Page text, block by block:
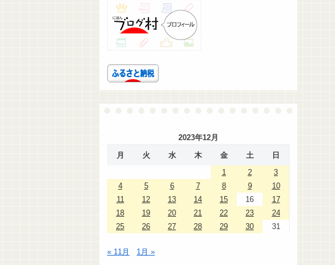
2023年12月
月
火 水 木 金 土
日
1
2
3
4
5 6 7 8 9
10
11
12 13 14 15 16
17
18
19 20 21 22 23
24
25
26 27 28 29 30 31
« 11月 1月 »